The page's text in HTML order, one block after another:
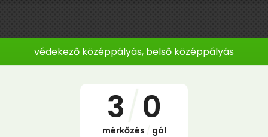
védekező középpályás, belső középpályás
3 0
mérkőzés gól